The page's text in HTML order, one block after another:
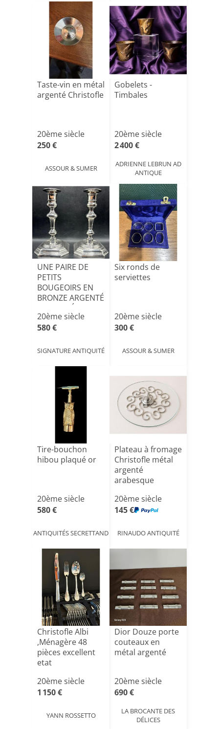
Taste-vin en métal
argenté Christofle
20ème siècle
250 €
ASSOUR & SUMER
Gobelets -
Timbales
20ème siècle
2 400 €
ADRIENNE LEBRUN AD
ANTIQUE
UNE PAIRE DE
PETITS
BOUGEOIRS EN
BRONZE ARGENTÉ
DES ANNÉES 1970
F[...]
20ème siècle
580 €
SIGNATURE ANTIQUITÉ
Six ronds de
serviettes
20ème siècle
300 €
ASSOUR & SUMER
Tire-bouchon
hibou plaqué or
20ème siècle
580 €
ANTIQUITÉS SECRETTAND
Plateau à fromage
Christofle métal
argenté
arabesque
20ème siècle
145 €
RINAUDO ANTIQUITÉ
Christofle Albi
,Ménagère 48
pièces excellent
etat
20ème siècle
1 150 €
YANN ROSSETTO
Dior Douze porte
couteaux en
métal argenté
20ème siècle
690 €
LA BROCANTE DES
DÉLICES